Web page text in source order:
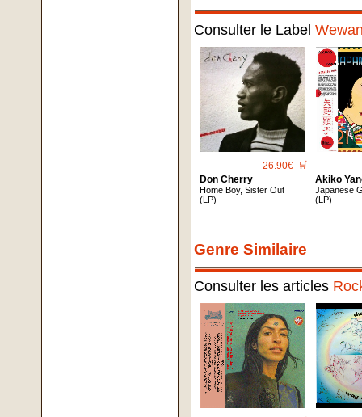
Consulter le Label
26.90€ 🛒
Don Cherry
Home Boy, Sister Out
(LP)
Akiko
Japanese
(LP)
Genre Similaire
Consulter les articles